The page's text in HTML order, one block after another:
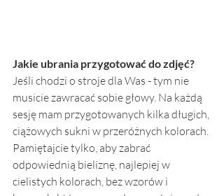
Jakie ubrania przygotować do zdjęć?
Jeśli chodzi o stroje dla Was - tym nie
musicie zawracać sobie głowy. Na każdą
sesję mam przygotowanych kilka długich,
ciążowych sukni w przeróżnych kolorach.
Pamiętajcie tylko, aby zabrać
odpowiednią bieliznę, najlepiej w
cielistych kolorach, bez wzorów i